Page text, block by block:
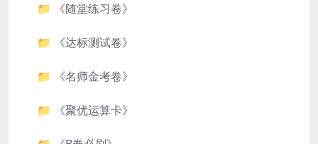
📁 《随堂练习卷》
📁 《达标测试卷》
📁 《名师金考卷》
📁 《聚优运算卡》